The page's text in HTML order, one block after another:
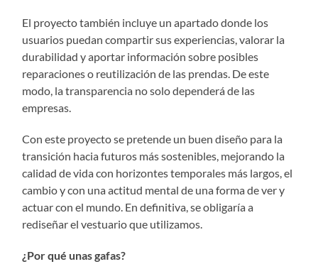
El proyecto también incluye un apartado donde los
usuarios puedan compartir sus experiencias, valorar la
durabilidad y aportar información sobre posibles
reparaciones o reutilización de las prendas. De este
modo, la transparencia no solo dependerá de las
empresas.
Con este proyecto se pretende un buen diseño para la
transición hacia futuros más sostenibles, mejorando la
calidad de vida con horizontes temporales más largos, el
cambio y con una actitud mental de una forma de ver y
actuar con el mundo. En definitiva, se obligaría a
rediseñar el vestuario que utilizamos.
¿Por qué unas gafas?